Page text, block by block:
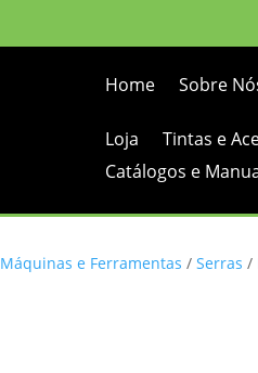
Home Sobre
Loja Tintas e
Catálogos e
Máquinas e Ferramentas / Serras /